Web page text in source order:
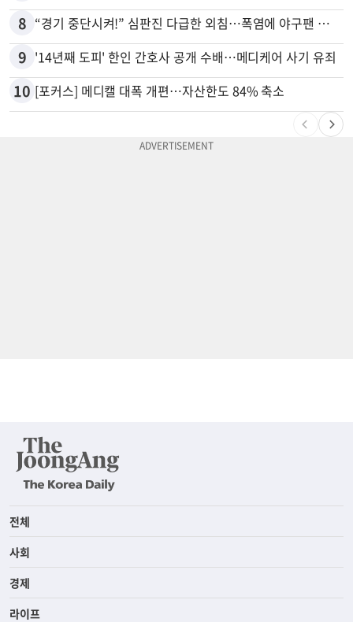
8 “경기 중단시켜!” 심판진 다급한 외침…폭염에 야구팬 쓰러졌다
9 '14년째 도피' 한인 간호사 공개 수배…메디케어 사기 유죄
10 [포커스] 메디캘 대폭 개편…자산한도 84% 축소
전체
사회
경제
라이프